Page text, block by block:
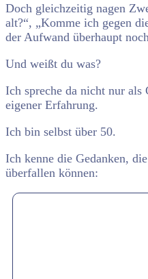
Doch gleichzeitig nagen
alt?“, „Komme ich gegen
der Aufwand überhaupt
Und weißt du was?
Ich spreche da nicht nur als
eigener Erfahrung.
Ich bin selbst über 50.
Ich kenne die Gedanken,
überfallen können: